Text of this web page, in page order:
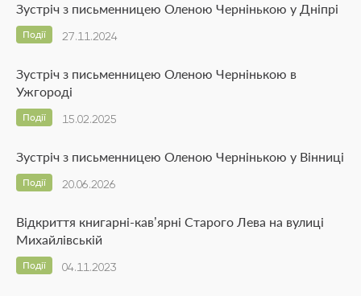
Зустріч з письменницею Оленою Чернінькою у Дніпрі
27.11.2024
Події
Зустріч з письменницею Оленою Чернінькою в
Ужгороді
15.02.2025
Події
Зустріч з письменницею Оленою Чернінькою у Вінниці
20.06.2026
Події
Відкриття книгарні-кав’ярні Старого Лева на вулиці
Михайлівській
04.11.2023
Події